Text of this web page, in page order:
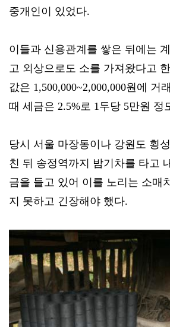
중개인이 있었다.
이들과 신용관계를 쌓은 뒤에는
고 외상으로도 소를 가져왔다고
값은 1,500,000~2,000,000원에 거
때 세금은 2.5%로 1두당 5만원 정
당시 서울 마장동이나 강원도 횡
친 뒤 송정역까지 밤기차를 타고
금을 들고 있어 이를 노리는 소매
지 못하고 긴장해야 했다.